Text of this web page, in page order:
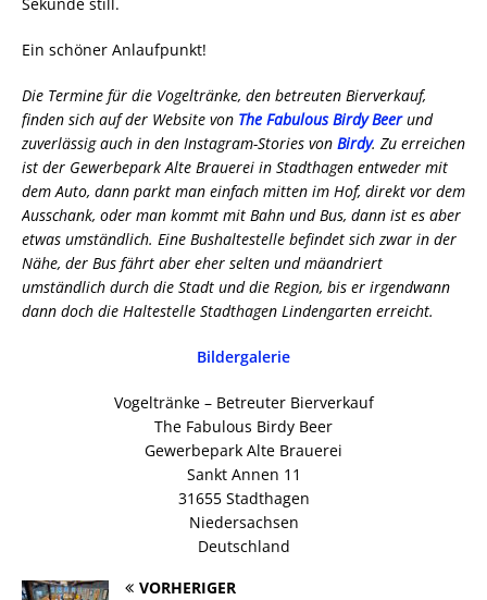
Ein schöner Anlaufpunkt!
Die Termine für die Vogeltränke, den betreuten Bierverkauf,
finden sich auf der Website von The Fabulous Birdy Beerund
zuverlässig auch in den Instagram-Stories von Birdy. Zu erreichen
ist der Gewerbepark Alte Brauerei in Stadthagen entweder mit
dem Auto, dann parkt man einfach mitten im Hof, direkt vor dem
Ausschank, oder man kommt mit Bahn und Bus, dann ist es aber
etwas umständlich. Eine Bushaltestelle befindet sich zwar in der
Nähe, der Bus fährt aber eher selten und mäandriert
umständlich durch die Stadt und die Region, bis er irgendwann
dann doch die Haltestelle Stadthagen Lindengarten erreicht.
Bildergalerie
Vogeltränke – Betreuter Bierverkauf
The Fabulous Birdy Beer
Gewerbepark Alte Brauerei
Sankt Annen 11
31655 Stadthagen
Niedersachsen
Deutschland
VORHERIGER